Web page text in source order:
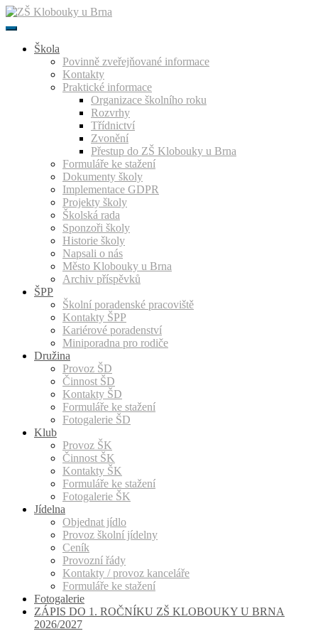
Přeskočit
k
Škola
Povinně zveřejňované informace
Kontakty
Praktické informace
Organizace školního roku
Rozvrhy
Třídnictví
Zvonění
Přestup do ZŠ Klobouky u Brna
Formuláře ke stažení
Dokumenty školy
Implementace GDPR
Projekty školy
Školská rada
Sponzoři školy
Historie školy
Napsali o nás
Město Klobouky u Brna
Archiv příspěvků
ŠPP
Školní poradenské pracoviště
Kontakty ŠPP
Kariérové poradenství
Miniporadna pro rodiče
Družina
Provoz ŠD
Činnost ŠD
Kontakty ŠD
Formuláře ke stažení
Fotogalerie ŠD
Klub
Provoz ŠK
Činnost ŠK
Kontakty ŠK
Formuláře ke stažení
Fotogalerie ŠK
Jídelna
Objednat jídlo
Provoz školní jídelny
Ceník
Provozní řády
Kontakty / provoz kanceláře
Formuláře ke stažení
Fotogalerie
ZÁPIS DO 1. ROČNÍKU ZŠ KLOBOUKY U BRNA
2026/2027